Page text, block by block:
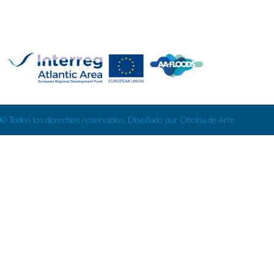
© Todos los derechos reservados. Diseñado por Oficina de Arte